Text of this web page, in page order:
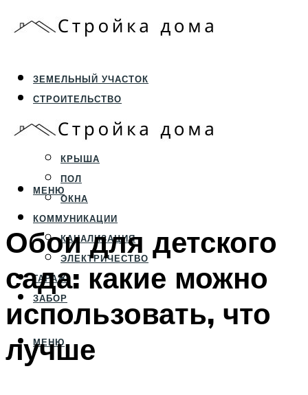
ЗЕМЕЛЬНЫЙ УЧАСТОК
СТРОИТЕЛЬСТВО
ФУНДАМЕНТ И ЦОКОЛЬ
ПЕРЕКРЫТИЯ И СТЕНЫ
КРЫША
ПОЛ
ОКНА
КОММУНИКАЦИИ
КАНАЛИЗАЦИЯ
ЭЛЕКТРИЧЕСТВО
ГАРАЖ
ЗАБОР
МЕНЮ
МЕНЮ
Обои для детского
сада: какие можно
использовать, что
лучше